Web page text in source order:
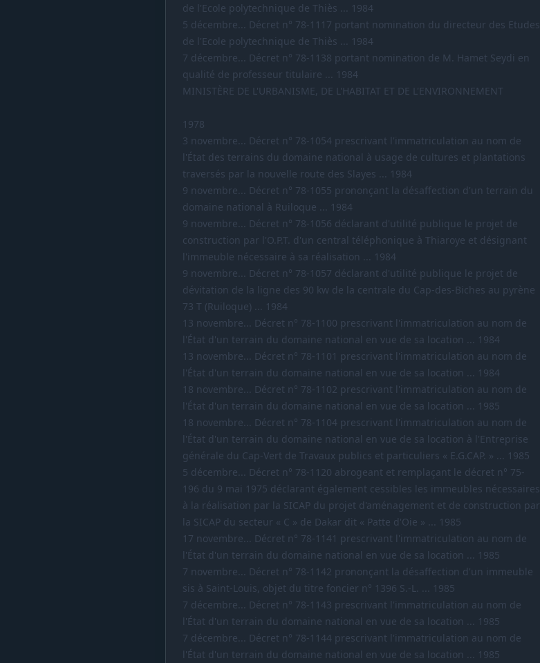
de l'Ecole polytechnique de Thiès ... 1984
5 décembre... Décret n° 78-1117 portant nomination du directeur des Etudes
de l'Ecole polytechnique de Thiès ... 1984
7 décembre... Décret n° 78-1138 portant nomination de M. Hamet Seydi en
qualité de professeur titulaire ... 1984
MINISTÈRE DE L'URBANISME, DE L'HABITAT ET DE L'ENVIRONNEMENT
1978
3 novembre... Décret n° 78-1054 prescrivant l'immatriculation au nom de
l'État des terrains du domaine national à usage de cultures et plantations
traversés par la nouvelle route des Slayes ... 1984
9 novembre... Décret n° 78-1055 prononçant la désaffection d'un terrain du
domaine national à Ruiloque ... 1984
9 novembre... Décret n° 78-1056 déclarant d'utilité publique le projet de
construction par l'O.P.T. d'un central téléphonique à Thiaroye et désignant
l'immeuble nécessaire à sa réalisation ... 1984
9 novembre... Décret n° 78-1057 déclarant d'utilité publique le projet de
dévitation de la ligne des 90 kw de la centrale du Cap-des-Biches au pyrène
73 T (Ruiloque) ... 1984
13 novembre... Décret n° 78-1100 prescrivant l'immatriculation au nom de
l'État d'un terrain du domaine national en vue de sa location ... 1984
13 novembre... Décret n° 78-1101 prescrivant l'immatriculation au nom de
l'État d'un terrain du domaine national en vue de sa location ... 1984
18 novembre... Décret n° 78-1102 prescrivant l'immatriculation au nom de
l'État d'un terrain du domaine national en vue de sa location ... 1985
18 novembre... Décret n° 78-1104 prescrivant l'immatriculation au nom de
l'État d'un terrain du domaine national en vue de sa location à l'Entreprise
générale du Cap-Vert de Travaux publics et particuliers « E.G.CAP. » ... 1985
5 décembre... Décret n° 78-1120 abrogeant et remplaçant le décret n° 75-
196 du 9 mai 1975 déclarant également cessibles les immeubles nécessaires
à la réalisation par la SICAP du projet d'aménagement et de construction par
la SICAP du secteur « C » de Dakar dit « Patte d'Oie » ... 1985
17 novembre... Décret n° 78-1141 prescrivant l'immatriculation au nom de
l'État d'un terrain du domaine national en vue de sa location ... 1985
7 novembre... Décret n° 78-1142 prononçant la désaffection d'un immeuble
sis à Saint-Louis, objet du titre foncier n° 1396 S.-L. ... 1985
7 décembre... Décret n° 78-1143 prescrivant l'immatriculation au nom de
l'État d'un terrain du domaine national en vue de sa location ... 1985
7 décembre... Décret n° 78-1144 prescrivant l'immatriculation au nom de
l'État d'un terrain du domaine national en vue de sa location ... 1985